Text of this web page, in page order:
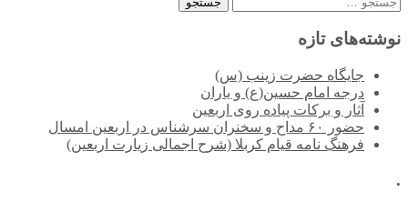
نوشته‌های تازه
جایگاه حضرت زینب (س)
درجه امام حسین(ع) و یاران
آثار و برکات پیاده روی اربعین
حضور ۶۰ مداح و سخنران سرشناس در اربعین امسال
فرهنگ نامه قیام کربلا (شرح اجمالی زیارت اربعین)
.